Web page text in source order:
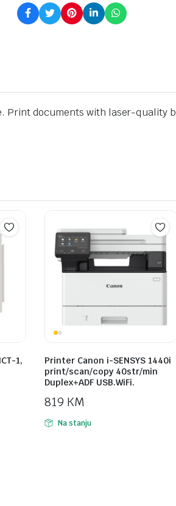
Print documents with laser-quality
1,
Printer Canon i-SENSYS 1440i
print/scan/copy 40str/min
Duplex+ADF USB.WiFi.
819 KM
Na stanju